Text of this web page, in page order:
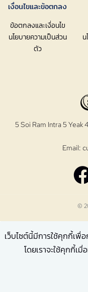
เงื่อนไขและข้อตกลง
ข้อตกลงและเงื่อนไข
นโยบายความเป็นส่วน
ตัว
5 Soi Ram Intra 5 Yeak
Email:
©
เว็บไซต์นี้มีการใช้คุกกี้เพื่
โดยเราจะใช้คุกกี้เมื่